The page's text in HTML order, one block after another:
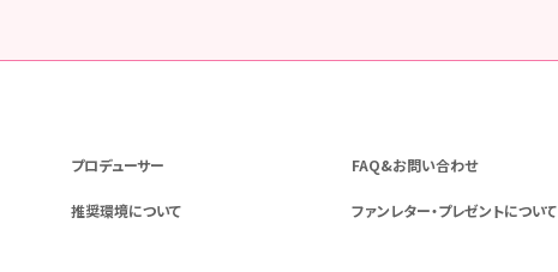
プロデューサー FAQ&お問い合わせ
推奨環境について ファンレター・プレゼントについて